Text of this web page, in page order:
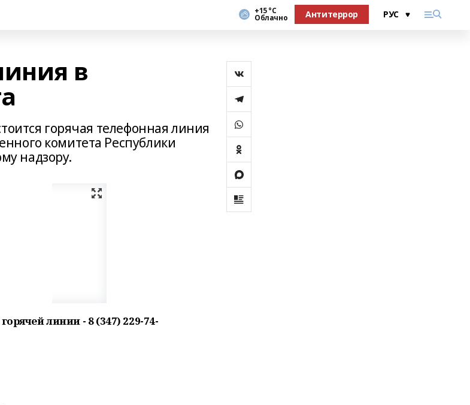
+15 °С
Облачно Антитеррор
в
горячая телефонная линия
комитета Республики
надзору.
линии - 8 (347) 229-74-